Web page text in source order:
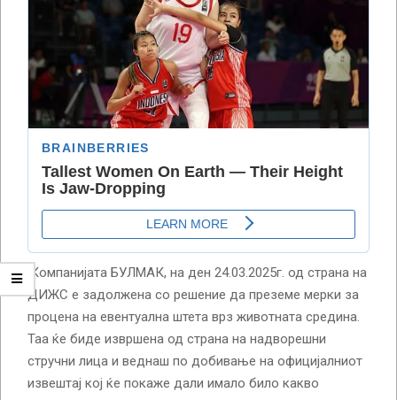
‘Компанијата БУЛМАК, на ден 24.03.2025г. од страна на
ДИЖС е задолжена со решение да преземе мерки за
процена на евентуална штета врз животната средина.
Таа ќе биде извршена од страна на надворешни
стручни лица и веднаш по добивање на официјалниот
извештај кој ќе покаже дали имало било какво